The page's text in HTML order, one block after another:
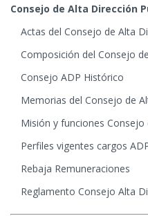
Consejo de Alta Dirección
Actas del Consejo de Alta
Composición del Consejo
Consejo ADP Histórico
Memorias del Consejo de
Misión y funciones
Perfiles vigentes cargos
Rebaja Remuneraciones
Reglamento Consejo Alta